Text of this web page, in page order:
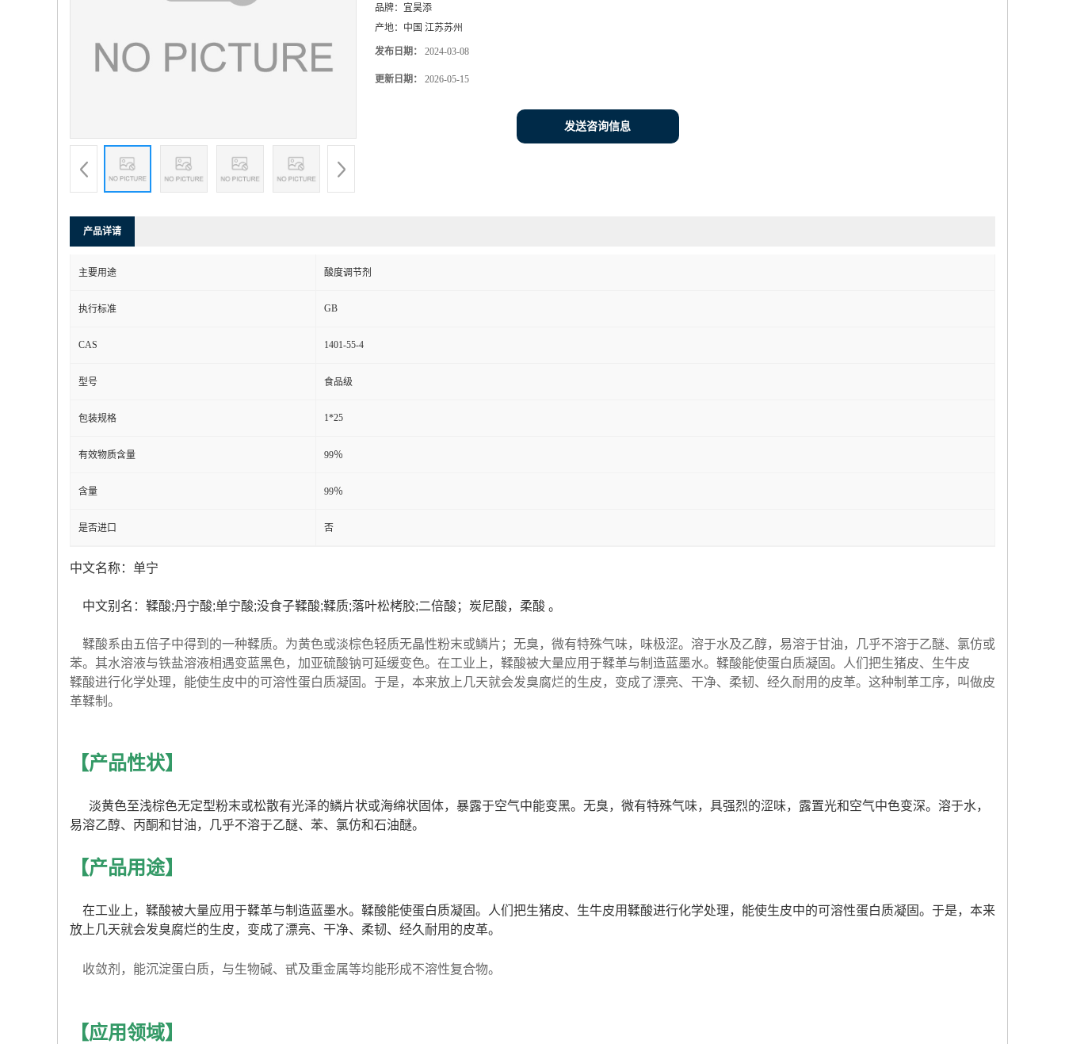
品牌： 宜昊添
产地： 中国 江苏苏州
发布日期： 2024-03-08
更新日期： 2026-05-15
发送咨询信息
产品详请
主要用途 酸度调节剂
执行标准 GB
CAS 1401-55-4
型号 食品级
包装规格 1*25
有效物质含量 99％
含量 99％
是否进口 否
中文名称：单宁
中文别名：鞣酸;丹宁酸;单宁酸;没食子鞣酸;鞣质;落叶松栲胶;二倍酸；炭尼酸，柔酸 。
鞣酸系由五倍子中得到的一种鞣质。为黄色或淡棕色轻质无晶性粉末或鳞片；无臭，微有特殊气味，味极涩。溶于水及乙醇，易溶于甘油，几乎不溶于乙醚、氯仿或
苯。其水溶液与铁盐溶液相遇变蓝黑色，加亚硫酸钠可延缓变色。在工业上，鞣酸被大量应用于鞣革与制造蓝墨水。鞣酸能使蛋白质凝固。人们把生猪皮、生牛皮
鞣酸进行化学处理，能使生皮中的可溶性蛋白质凝固。于是，本来放上几天就会发臭腐烂的生皮，变成了漂亮、干净、柔韧、经久耐用的皮革。这种制革工序，叫做皮
革鞣制。
【产品性状】
淡黄色至浅棕色无定型粉末或松散有光泽的鳞片状或海绵状固体，暴露于空气中能变黑。无臭，微有特殊气味，具强烈的涩味，露置光和空气中色变深。溶于水，
易溶乙醇、丙酮和甘油，几乎不溶于乙醚、苯、氯仿和石油醚。
【产品用途】
在工业上，鞣酸被大量应用于鞣革与制造蓝墨水。鞣酸能使蛋白质凝固。人们把生猪皮、生牛皮用鞣酸进行化学处理，能使生皮中的可溶性蛋白质凝固。于是，本来
放上几天就会发臭腐烂的生皮，变成了漂亮、干净、柔韧、经久耐用的皮革。
收敛剂，能沉淀蛋白质，与生物碱、甙及重金属等均能形成不溶性复合物。
【应用领域】